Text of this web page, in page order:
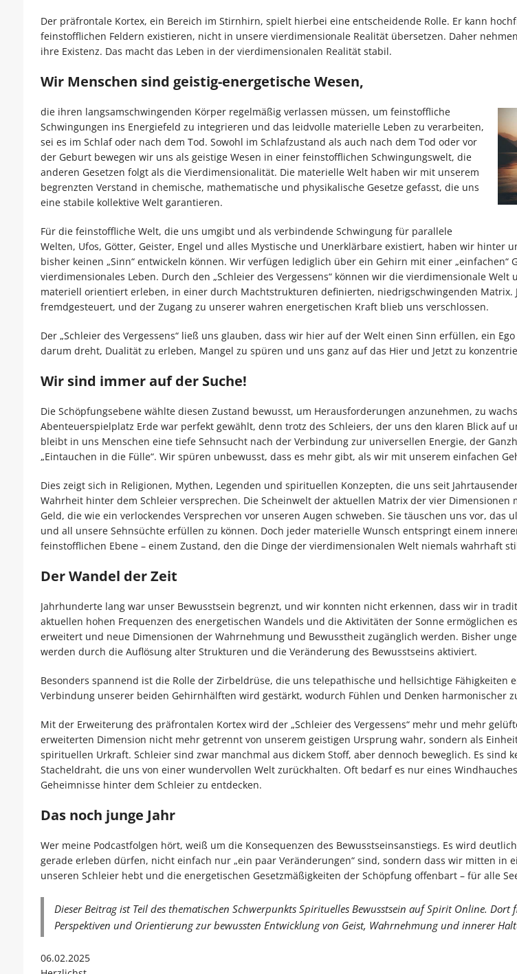
Der präfrontale Kortex, ein Bereich im Stirnhirn, spielt hierbei eine entscheidende Rolle. Er kann
feinstofflichen Feldern existieren, nicht in unsere vierdimensionale Realität übersetzen. Daher
ihre Existenz. Das macht das Leben in der vierdimensionalen Realität stabil.
Wir Menschen sind geistig-energetische Wesen,
die ihren langsamschwingenden Körper regelmäßig verlassen müssen, um feinstoffliche
Schwingungen ins Energiefeld zu integrieren und das leidvolle materielle Leben zu verarbeiten,
sei es im Schlaf oder nach dem Tod. Sowohl im Schlafzustand als auch nach dem Tod oder vor
der Geburt bewegen wir uns als geistige Wesen in einer feinstofflichen Schwingungswelt, die
anderen Gesetzen folgt als die Vierdimensionalität. Die materielle Welt haben wir mit unserem
begrenzten Verstand in chemische, mathematische und physikalische Gesetze gefasst, die uns
eine stabile kollektive Welt garantieren.
Für die feinstoffliche Welt, die uns umgibt und als verbindende Schwingung für parallele
Welten, Ufos, Götter, Geister, Engel und alles Mystische und Unerklärbare existiert, haben wir hinter
bisher keinen „Sinn“ entwickeln können. Wir verfügen lediglich über ein Gehirn mit einer „einfachen“
vierdimensionales Leben. Durch den „Schleier des Vergessens“ können wir die vierdimensionale Welt
materiell orientiert erleben, in einer durch Machtstrukturen definierten, niedrigschwingenden Matrix.
fremdgesteuert, und der Zugang zu unserer wahren energetischen Kraft blieb uns verschlossen.
Der „Schleier des Vergessens“ ließ uns glauben, dass wir hier auf der Welt einen Sinn erfüllen, ein
darum dreht, Dualität zu erleben, Mangel zu spüren und uns ganz auf das Hier und Jetzt zu
Wir sind immer auf der Suche!
Die Schöpfungsebene wählte diesen Zustand bewusst, um Herausforderungen anzunehmen, zu
Abenteuerspielplatz Erde war perfekt gewählt, denn trotz des Schleiers, der uns den klaren Blick auf
bleibt in uns Menschen eine tiefe Sehnsucht nach der Verbindung zur universellen Energie, der
„Eintauchen in die Fülle“. Wir spüren unbewusst, dass es mehr gibt, als wir mit unserem einfachen
Dies zeigt sich in Religionen, Mythen, Legenden und spirituellen Konzepten, die uns seit
Wahrheit hinter dem Schleier versprechen. Die Scheinwelt der aktuellen Matrix der vier
Geld, die wie ein verlockendes Versprechen vor unseren Augen schweben. Sie täuschen uns vor, das
und all unsere Sehnsüchte erfüllen zu können. Doch jeder materielle Wunsch entspringt einem
feinstofflichen Ebene – einem Zustand, den die Dinge der vierdimensionalen Welt niemals wahrhaft
Der Wandel der Zeit
Jahrhunderte lang war unser Bewusstsein begrenzt, und wir konnten nicht erkennen, dass wir in
aktuellen hohen Frequenzen des energetischen Wandels und die Aktivitäten der Sonne ermöglichen
erweitert und neue Dimensionen der Wahrnehmung und Bewusstheit zugänglich werden. Bisher
werden durch die Auflösung alter Strukturen und die Veränderung des Bewusstseins aktiviert.
Besonders spannend ist die Rolle der Zirbeldrüse, die uns telepathische und hellsichtige Fähigkeiten
Verbindung unserer beiden Gehirnhälften wird gestärkt, wodurch Fühlen und Denken harmonischer
Mit der Erweiterung des präfrontalen Kortex wird der „Schleier des Vergessens“ mehr und mehr
erweiterten Dimension nicht mehr getrennt von unserem geistigen Ursprung wahr, sondern als
spirituellen Urkraft. Schleier sind zwar manchmal aus dickem Stoff, aber dennoch beweglich. Es sind
Stacheldraht, die uns von einer wundervollen Welt zurückhalten. Oft bedarf es nur eines
Geheimnisse hinter dem Schleier zu entdecken.
Das noch junge Jahr
Wer meine Podcastfolgen hört, weiß um die Konsequenzen des Bewusstseinsanstiegs. Es wird
gerade erleben dürfen, nicht einfach nur „ein paar Veränderungen“ sind, sondern dass wir mitten in
unseren Schleier hebt und die energetischen Gesetzmäßigkeiten der Schöpfung offenbart – für alle
Dieser Beitrag ist Teil des thematischen Schwerpunkts Spirituelles Bewusstsein auf Spirit Online.
Perspektiven und Orientierung zur bewussten Entwicklung von Geist, Wahrnehmung und innerer
06.02.2025